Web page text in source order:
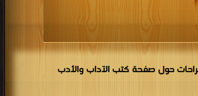
حول صفحة كتب الآداب والأدب